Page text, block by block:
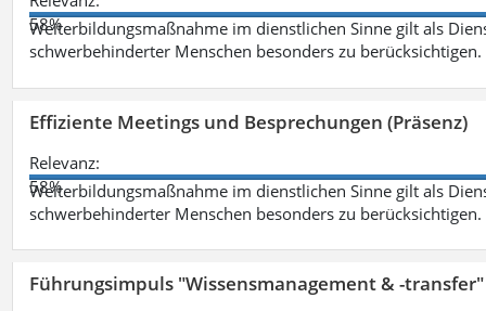
58%
Weiterbildungsmaßnahme im dienstlichen Sinne gilt als
schwerbehinderter Menschen besonders zu berücksichtigen.
Effiziente Meetings und Besprechungen (Präsenz)
Relevanz:
58%
Weiterbildungsmaßnahme im dienstlichen Sinne gilt als
schwerbehinderter Menschen besonders zu berücksichtigen.
Führungsimpuls "Wissensmanagement & -